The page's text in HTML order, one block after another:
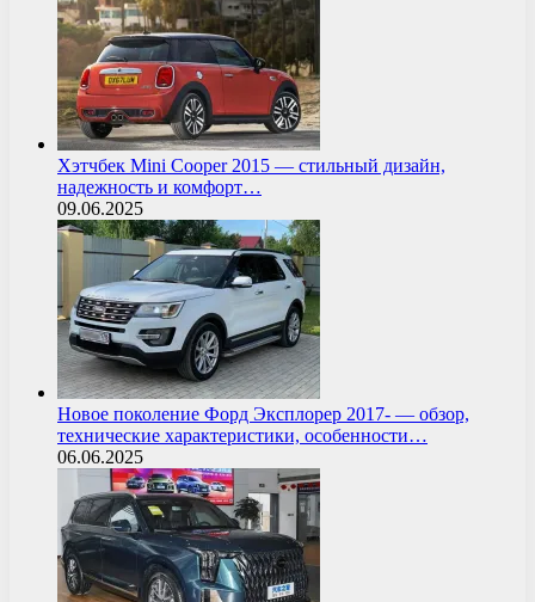
Хэтчбек Mini Cooper 2015 — стильный дизайн,
надежность и комфорт…
09.06.2025
Новое поколение Форд Эксплорер 2017- — обзор,
технические характеристики, особенности…
06.06.2025